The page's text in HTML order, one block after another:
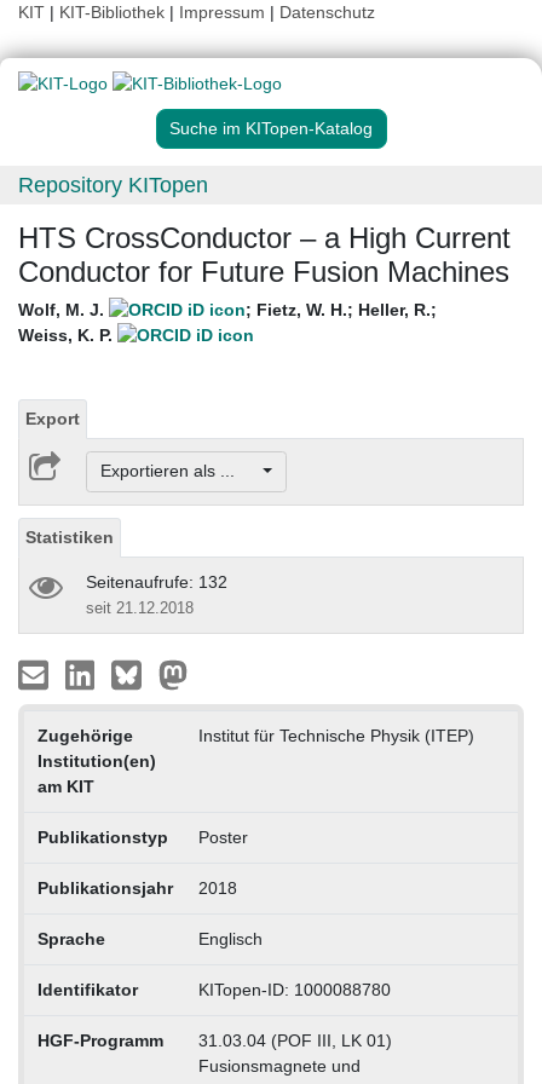
KIT | KIT-Bibliothek | Impressum | Datenschutz
Suche im KITopen-Katalog
Repository KITopen
HTS CrossConductor – a High Current
Conductor for Future Fusion Machines
Wolf, M. J. ; Fietz, W. H.; Heller, R.;
Weiss, K. P.
Export
Exportieren als ...
Statistiken
Seitenaufrufe: 132
seit 21.12.2018
Zugehörige
Institution(en)
am KIT
Institut für Technische Physik (ITEP)
Publikationstyp Poster
Publikationsjahr 2018
Sprache Englisch
Identifikator KITopen-ID: 1000088780
HGF-Programm
31.03.04 (POF III, LK 01)
Fusionsmagnete und